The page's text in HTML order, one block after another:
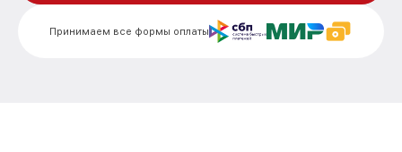
от 500₽
Принимаем все формы оплаты